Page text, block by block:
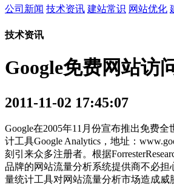
公司新闻 技术资讯 建站常识 网站优化
技术资讯
Google免费网站访
2011-11-02 17:45:07
Google在2005年11月份宣布推出免费
计工具Google Analytics，地址：
刻引来众多注册者。根据
品牌的网站流量分析系统提供商不必担
量统计工具对网站流量分析市场造成威